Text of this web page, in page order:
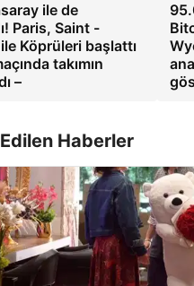
ile de
Paris, Saint -
Köprüleri başlattı
takımın
–
Haberler